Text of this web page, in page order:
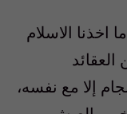
اخذنا الاسلام
إلا مع نفسه،